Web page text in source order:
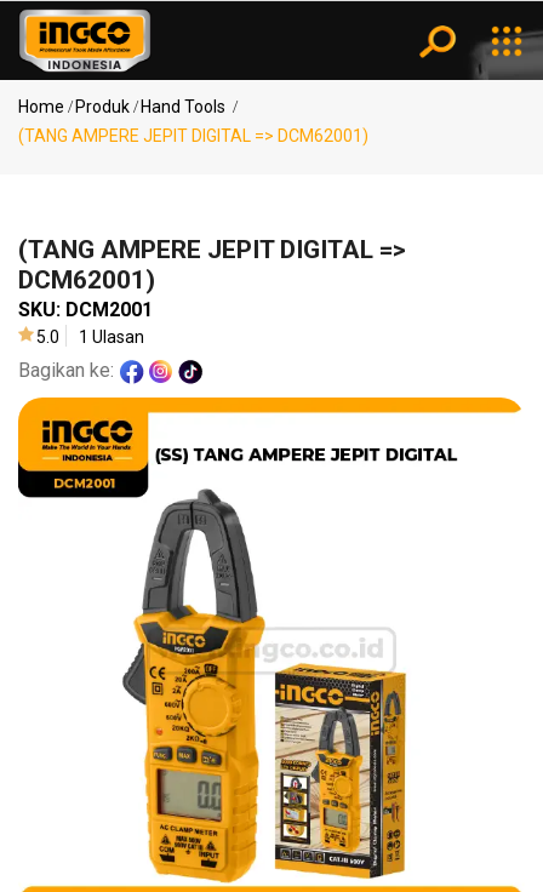
MESIN
BOR ..
KOMPRESOR
..
GUN..
(MESIN
Home Produk
Hand Tools
(TANG AMPERE JEPIT DIGITAL => DCM62001)
(TANG AMPERE JEPIT DIGITAL =>
DCM62001)
SKU: DCM2001
5.0 1 Ulasan
Bagikan ke:
Kategori
Air
Tools
Measuring
Notifikasi